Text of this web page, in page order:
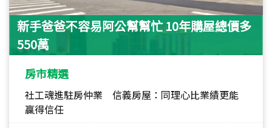
新手爸爸不容易阿公幫幫忙 10年購屋總價多
550萬
房市精選
社工魂進駐房仲業 信義房屋：同理心比業績更能
贏得信任